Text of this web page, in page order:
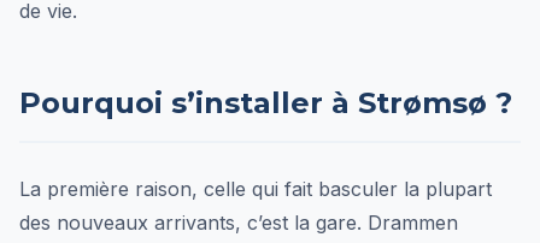
de vie.
Pourquoi s’installer à Strømsø ?
La première raison, celle qui fait basculer la plupart
des nouveaux arrivants, c’est la gare. Drammen